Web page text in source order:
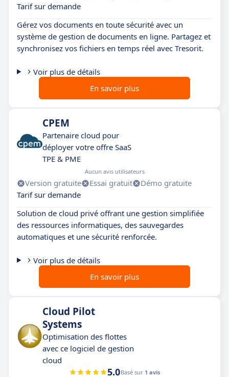
Tarif sur demande
Gérez vos documents en toute sécurité avec un
système de gestion de documents en ligne. Partagez et
synchronisez vos fichiers en temps réel avec Tresorit.
Voir plus de détails
En savoir plus
CPEM
Partenaire cloud pour
déployer votre offre SaaS
TPE & PME
Aucun avis utilisateurs
Version gratuite Essai gratuit
Démo gratuite
Tarif sur demande
Solution de cloud privé offrant une gestion simplifiée
des ressources informatiques, des sauvegardes
automatiques et une sécurité renforcée.
Voir plus de détails
En savoir plus
Cloud Pilot
Systems
Optimisation des flottes
avec ce logiciel de gestion
cloud
5.0Basé sur 1 avis